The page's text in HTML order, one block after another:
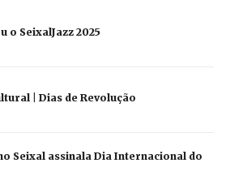
o SeixalJazz 2025
| Dias de Revolução
Seixal assinala Dia Internacional do